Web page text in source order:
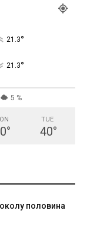
21.3°
21.3°
5 %
°
TUE
40°
половина